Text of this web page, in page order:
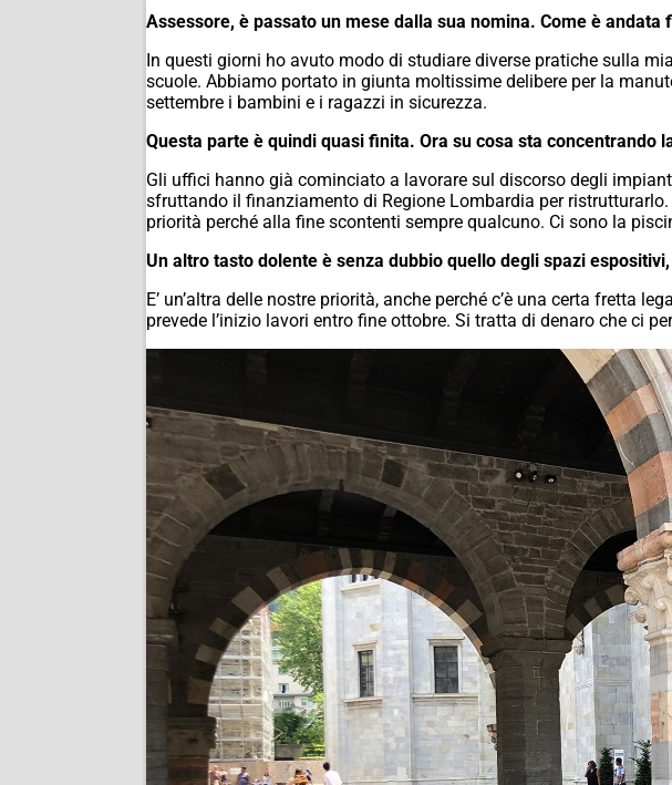
Assessore, è passato un mese dalla sua nomina. Come è andata
In questi giorni ho avuto modo di studiare diverse pratiche sulla
scuole. Abbiamo portato in giunta moltissime delibere per la
settembre i bambini e i ragazzi in sicurezza.
Questa parte è quindi quasi finita. Ora su cosa sta concentrando
Gli uffici hanno già cominciato a lavorare sul discorso degli
sfruttando il finanziamento di Regione Lombardia per
priorità perché alla fine scontenti sempre qualcuno. Ci sono la
Un altro tasto dolente è senza dubbio quello degli spazi
E’ un’altra delle nostre priorità, anche perché c’è una certa fretta
prevede l’inizio lavori entro fine ottobre. Si tratta di denaro che ci